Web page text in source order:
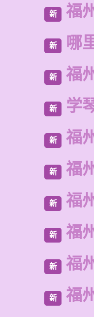
新 福
新 哪
新 福
新 学
新 福
新 福
新 福
新 福
新 福
新 福